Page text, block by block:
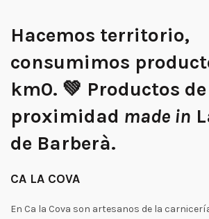
Hacemos territorio,
consumimos
km0. 💚 Productos de
proximidad made in
de Barberà.
CA LA COVA
En Ca la Cova son artesanos de la